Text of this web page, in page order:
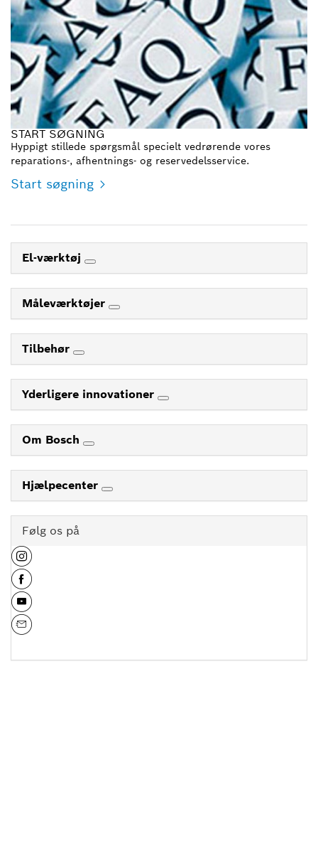
START SØGNING
Hyppigt stillede spørgsmål specielt vedrørende vores
reparations-, afhentnings- og reservedelsservice.
Start søgning
El-værktøj
Måleværktøjer
Tilbehør
Yderligere innovationer
Om Bosch
Hjælpecenter
Følg os på